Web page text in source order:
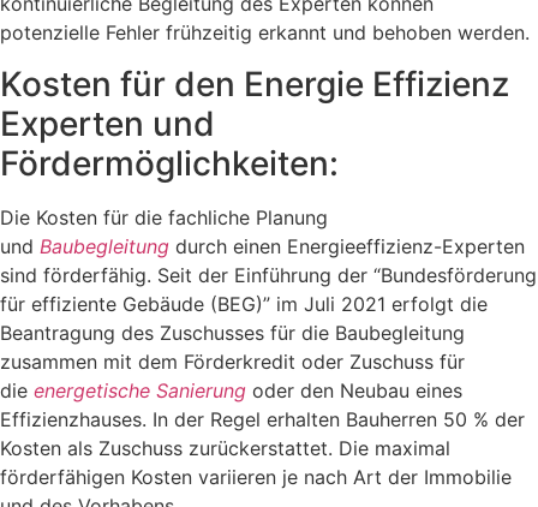
potenzielle Fehler frühzeitig erkannt und behoben werden.
Kosten für den Energie Effizienz
Experten und
Fördermöglichkeiten:
Die Kosten für die fachliche Planung
und Baubegleitung durch einen Energieeffizienz-Experten
sind förderfähig. Seit der Einführung der “Bundesförderung
für effiziente Gebäude (BEG)” im Juli 2021 erfolgt die
Beantragung des Zuschusses für die Baubegleitung
zusammen mit dem Förderkredit oder Zuschuss für
die energetische Sanierung oder den Neubau eines
Effizienzhauses. In der Regel erhalten Bauherren 50 % der
Kosten als Zuschuss zurückerstattet. Die maximal
förderfähigen Kosten variieren je nach Art der Immobilie